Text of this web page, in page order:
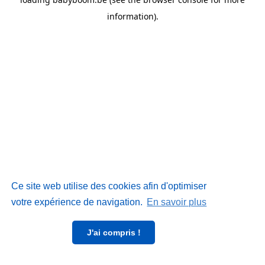
Ce site web utilise des cookies afin d'optimiser
votre expérience de navigation. En savoir plus
J'ai compris !
information).